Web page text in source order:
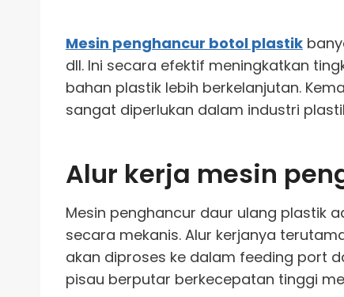
Mesin penghancur botol plastik
dll. Ini secara efektif meningkatkan
bahan plastik lebih berkelanjutan.
sangat diperlukan dalam industri
Alur kerja mesin
Mesin penghancur daur ulang plastik
secara mekanis. Alur kerjanya
akan diproses ke dalam feeding port
pisau berputar berkecepatan tinggi